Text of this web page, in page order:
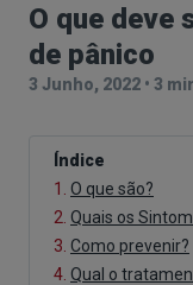
O que deve
de pânico
3 Junho, 2022 • 3
Índice
1. O que são?
2. Quais os
3. Como prevenir?
4. Qual o